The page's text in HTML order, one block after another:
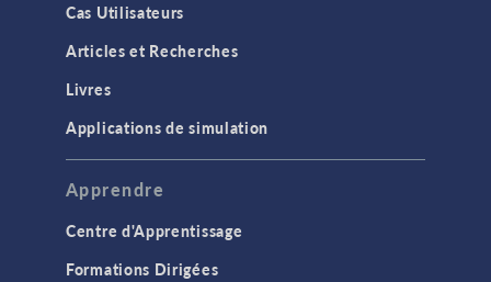
Cas Utilisateurs
Articles et Recherches
Livres
Applications de simulation
Apprendre
Centre d'Apprentissage
Formations Dirigées